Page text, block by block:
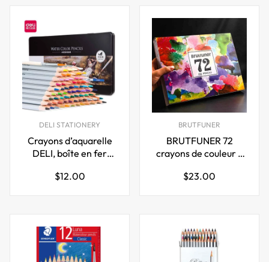
DELI STATIONERY
Crayons d’aquarelle
DELI, boîte en fer
couleurs avec pinceau
Prix
$12.00
BRUTFUNER
BRUTFUNER 72
crayons de couleur à
Prix
$23.00